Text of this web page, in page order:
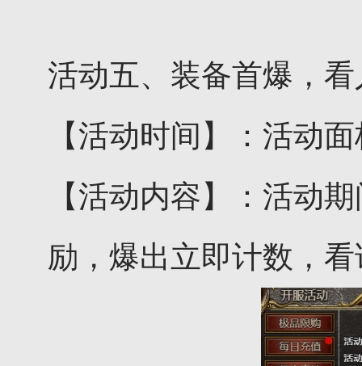
活动五、装备首爆，
【活动时间】：活动
【活动内容】：活动
励，爆出立即计数，